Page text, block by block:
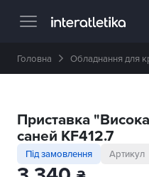
Головна Обладнання для
Приставка
саней KF412.7
Під замовлення Артикул